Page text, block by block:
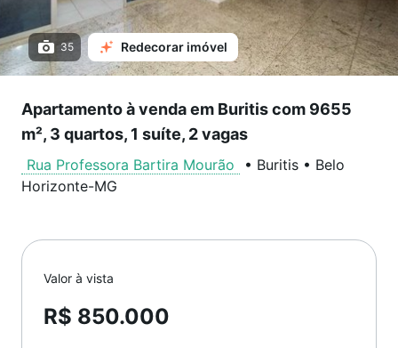
35 Redecorar imóvel
Apartamento à venda em Buritis com 9655
m², 3 quartos, 1 suíte, 2 vagas
Rua Professora Bartira Mourão • Buritis • Belo
Horizonte-MG
Valor à vista
R$ 850.000